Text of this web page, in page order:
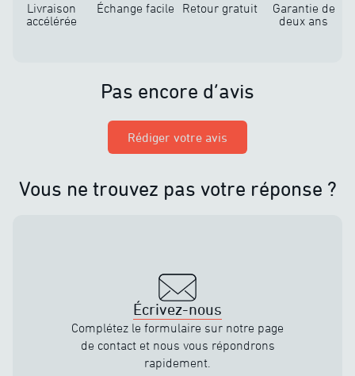
Livraison
accélérée
Échange facile Retour gratuit
Garantie de
deux ans
Pas encore d’avis
Rédiger votre avis
Vous ne trouvez pas votre réponse ?
Écrivez-nous
Complétez le formulaire sur notre page
de contact et nous vous répondrons
rapidement.